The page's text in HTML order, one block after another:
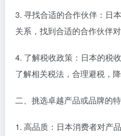
3. 寻找合适的合作伙伴：日
关系，找到合适的合作伙伴
4. 了解税收政策：日本的税
了解相关税法，合理避税，降
二、挑选卓越产品或品牌的
1. 高品质：日本消费者对产